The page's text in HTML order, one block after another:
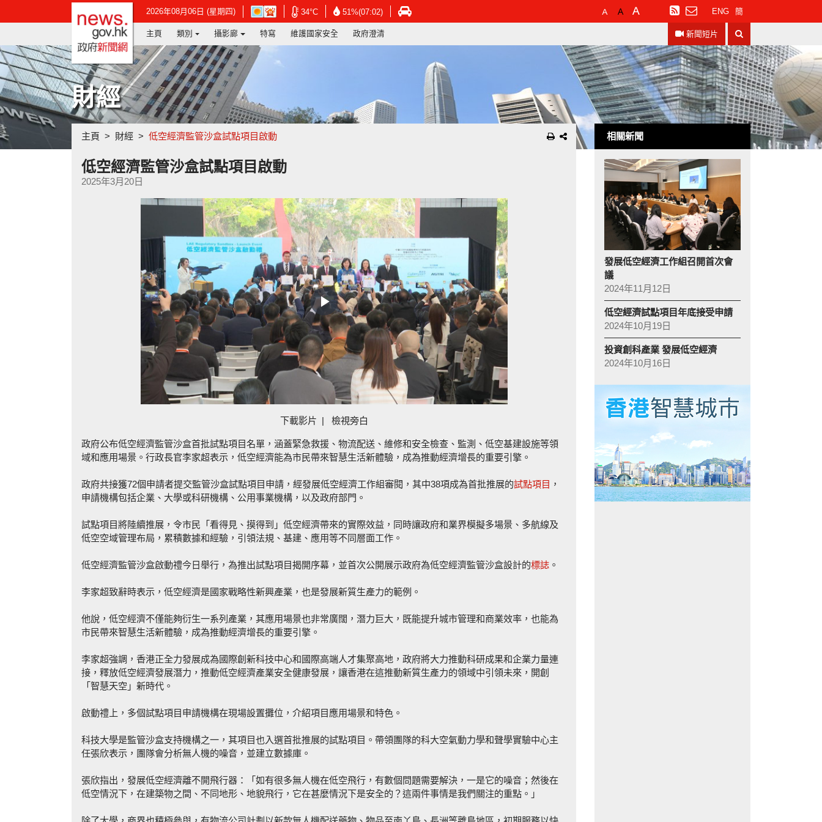
2026年08月06日 (星期四)
在
新
窗
開
啟
-
香
港
天
台
網
34°C在
新
視
窗
香
港
51%(07:02)在
新
視
窗
-
香
港
在
新
窗
預
設
體
大
小
較
大
字
體
最
大
字
體
訂
閱
RSS
ENG 簡
政府新聞網主頁
主頁 類別 攝影廊 特寫 維護國家安全 政府澄清 新聞短片
尋
財經
主頁 財經 低空經濟監管沙盒試點項目啟動
低空經濟監管沙盒試點項目啟動
2025年3月20日
Play
Video
下載影片 檢視旁白
政府公布低空經濟監管沙盒首批試點項目名單，涵蓋緊急救援、物流配送、維修和安全檢查、監測、低空基建設施等領
域和應用場景。行政長官李家超表示，低空經濟能為市民帶來智慧生活新體驗，成為推動經濟增長的重要引擎。
政府共接獲72個申請者提交監管沙盒試點項目申請，經發展低空經濟工作組審閱，其中38項成為首批推展的試點項目 ，
申請機構包括企業、大學或科研機構、公用事業機構，以及政府部門。
試點項目將陸續推展，令市民「看得見、摸得到」低空經濟帶來的實際效益，同時讓政府和業界模擬多場景、多航線及
低空空域管理布局，累積數據和經驗，引領法規、基建、應用等不同層面工作。
低空經濟監管沙盒啟動禮今日舉行，為推出試點項目揭開序幕，並首次公開展示政府為低空經濟監管沙盒設計的標誌 。
李家超致辭時表示，低空經濟是國家戰略性新興產業，也是發展新質生產力的範例。
他說，低空經濟不僅能夠衍生一系列產業，其應用場景也非常廣闊，潛力巨大，既能提升城市管理和商業效率，也能為
市民帶來智慧生活新體驗，成為推動經濟增長的重要引擎。
李家超強調，香港正全力發展成為國際創新科技中心和國際高端人才集聚高地，政府將大力推動科研成果和企業力量連
接，釋放低空經濟發展潛力，推動低空經濟產業安全健康發展，讓香港在這推動新質生產力的領域中引領未來，開創
「智慧天空」新時代。
啟動禮上，多個試點項目申請機構在現場設置攤位，介紹項目應用場景和特色。
科技大學是監管沙盒支持機構之一，其項目也入選首批推展的試點項目。帶領團隊的科大空氣動力學和聲學實驗中心主
任張欣表示，團隊會分析無人機的噪音，並建立數據庫。
張欣指出，發展低空經濟離不開飛行器：「如有很多無人機在低空飛行，有數個問題需要解決，一是它的噪音；然後在
低空情況下，在建築物之間、不同地形、地貌飛行，它在甚麼情況下是安全的？這兩件事情是我們關注的重點。」
相關新聞
發展低空經濟工作組召開首次會
議
2024年11月12日
低空經濟試點項目年底接受申請
2024年10月19日
投資創科產業 發展低空經濟
2024年10月16日